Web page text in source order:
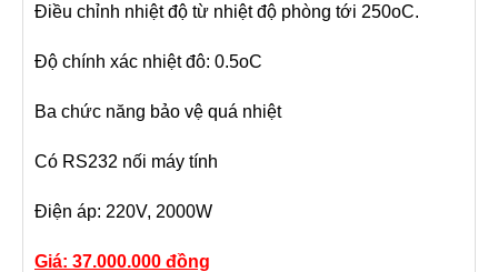
Điều chỉnh nhiệt độ từ nhiệt độ phòng tới 250oC.
Độ chính xác nhiệt đô: 0.5oC
Ba chức năng bảo vệ quá nhiệt
Có RS232 nối máy tính
Điện áp: 220V, 2000W
Giá: 37.000.000 đồng